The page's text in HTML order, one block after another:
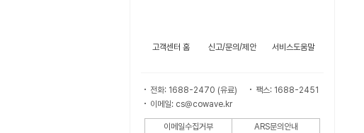
고객센터 홈 신고/문의/제안 서비스도움말
전화: 1688-2470 (유료)
팩스: 1688-2451
이메일: cs@cowave.kr
이메일수집거부 ARS문의안내